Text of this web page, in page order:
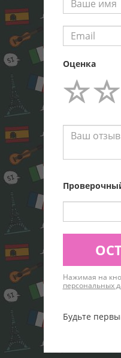
Оценка
Нажимая на
персональных
Будьте